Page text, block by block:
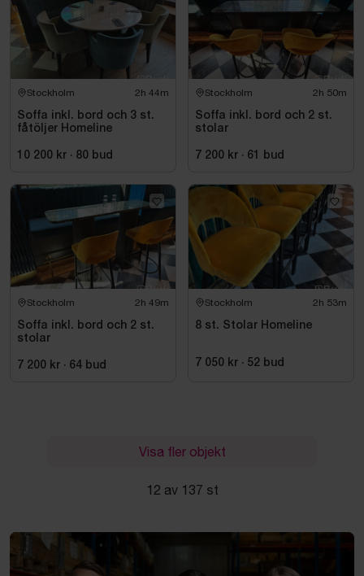
Stockholm 2h 44m
Soffa inkl. bord och 3 st.
fåtöljer Homeline
10 200 kr · 80 bud
Stockholm 2h 50m
Soffa inkl. bord och 2 st.
stolar
7 200 kr · 61 bud
Stockholm 2h 49m
Soffa inkl. bord och 2 st.
stolar
7 200 kr · 64 bud
Stockholm 2h 53m
8 st. Stolar Homeline
7 050 kr · 52 bud
Visa fler objekt
12 av 137 st